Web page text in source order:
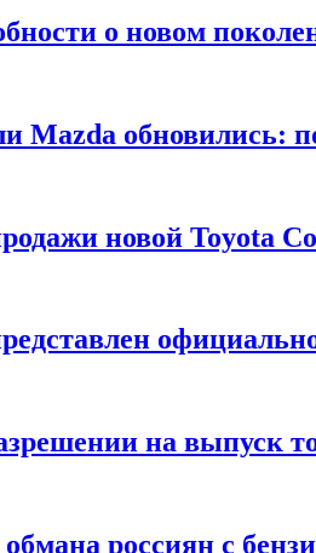
о новом
Mazda обновились:
новой Toyota
на выпуск
россиян с